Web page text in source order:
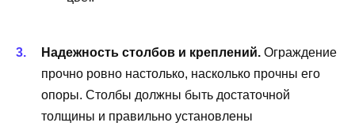
Надежность столбов и креплений. Ограждение
прочно ровно настолько, насколько прочны его
опоры. Столбы должны быть достаточной
толщины и правильно установлены